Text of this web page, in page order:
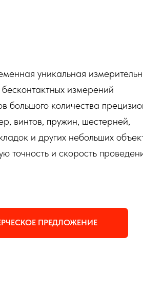
уникальная
измерений
большого количества
винтов, пружин, шестерней,
и других небольших
точность и скорость
ПРЕДЛОЖЕНИЕ